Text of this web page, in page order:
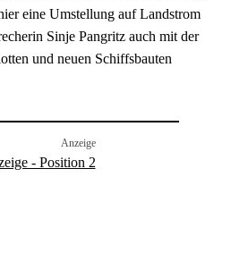
eine Umstellung auf Landstrom
Sinje Pangritz auch mit der
und neuen Schiffsbauten